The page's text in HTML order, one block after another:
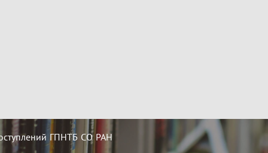
ГПНТБ СО РАН